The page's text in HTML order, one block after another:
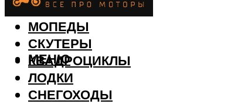
МОТОЦИКЛЫ
МОПЕДЫ
СКУТЕРЫ
КВАДРОЦИКЛЫ
ЛОДКИ
СНЕГОХОДЫ
МЕНЮ